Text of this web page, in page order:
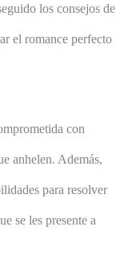
los consejos de
el romance perfecto
con
anhelen. Además,
para resolver
se les presente a